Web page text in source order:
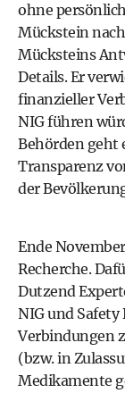
ohne
Mückstein
Mücksteins
Details. Er
finanzieller
NIG führen
Behörden geht
Transparenz
der
Ende
Recherche.
Dutzend
NIG und
Verbindungen
(bzw. in
Medikamente